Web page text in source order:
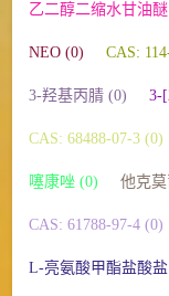
乙二醇二缩水甘油
NEO (0) CAS:
3-羟基丙腈 (0) 3-
CAS: 68488-07-3 (0)
噻康唑 (0) 他克
CAS: 61788-97-4 (0)
L-亮氨酸甲酯盐酸